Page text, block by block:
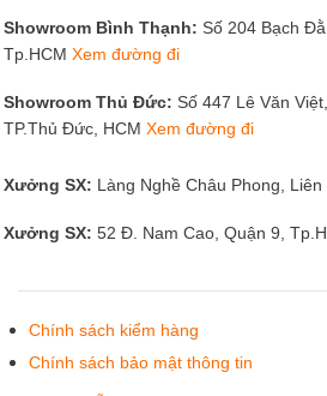
Showroom Bình Thạnh: Số 204 Bạch
Tp.HCM Xem đường đi
Showroom Thủ Đức: Số 447 Lê Văn
TP.Thủ Đức, HCM Xem đường đi
Xưởng SX: Làng Nghề Châu Phong, Liên
Xưởng SX: 52 Đ. Nam Cao, Quận 9,
Chính sách kiểm hàng
Chính sách bảo mật thông tin